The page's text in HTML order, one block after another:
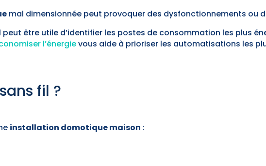
mal dimensionnée peut provoquer des dysfonctionnements ou
être utile d’identifier les postes de consommation les plus
l’énergievous aide à prioriser les automatisations les
fil ?
installation domotique maison :